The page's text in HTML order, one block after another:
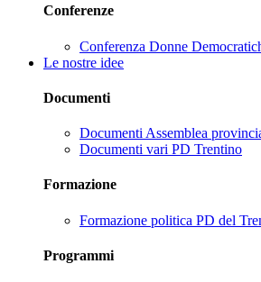
Conferenze
Conferenza Donne
Le nostre idee
Documenti
Documenti Assemblea
Documenti vari PD Trentino
Formazione
Formazione politica PD del
Programmi